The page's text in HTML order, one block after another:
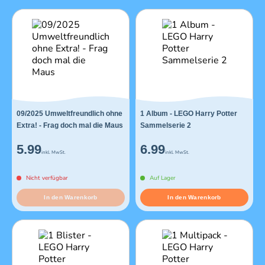
09/2025 Umweltfreundlich ohne
Extra! - Frag doch mal die Maus
5.99inkl. MwSt.
Nicht verfügbar
In den Warenkorb
1 Album - LEGO Harry Potter
Sammelserie 2
6.99inkl. MwSt.
Auf Lager
In den Warenkorb